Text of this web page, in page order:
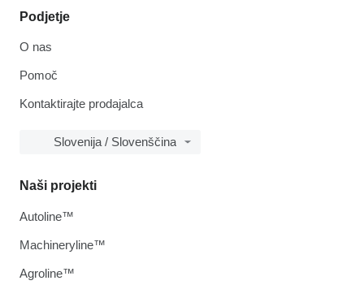
Podjetje
O nas
Pomoč
Kontaktirajte prodajalca
Slovenija / Slovenščina
Naši projekti
Autoline™
Machineryline™
Agroline™